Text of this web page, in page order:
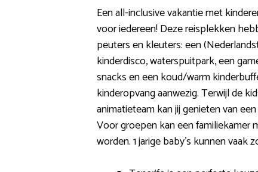
Een all-inclusive vakantie met
voor iedereen! Deze reisplekken
peuters en kleuters: een
kinderdisco, waterspuitpark, een
snacks en een koud/warm
kinderopvang aanwezig. Terwijl de
animatieteam kan jij genieten van
Voor groepen kan een familiekamer
worden. 1 jarige baby’s kunnen vaak